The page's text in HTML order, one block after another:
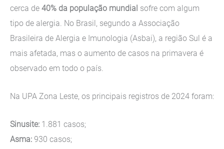
cerca de 40% da população mundial sofre com algum
tipo de alergia. No Brasil, segundo a Associação
Brasileira de Alergia e Imunologia (Asbai), a região Sul é a
mais afetada, mas o aumento de casos na primavera é
observado em todo o país.
Na UPA Zona Leste, os principais registros de 2024 foram:
Sinusite: 1.881 casos;
Asma: 930 casos;